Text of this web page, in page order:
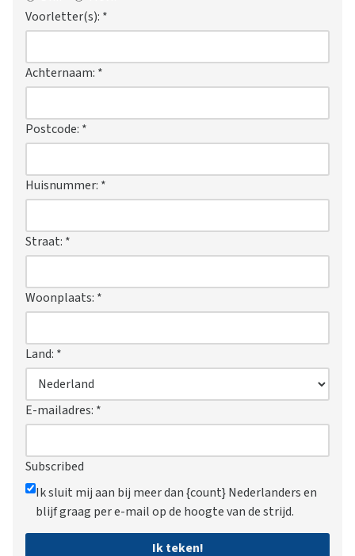
Voorletter(s): *
Achternaam: *
Postcode: *
Huisnummer: *
Straat: *
Woonplaats: *
Land: *
E-mailadres: *
Subscribed
Ik sluit mij aan bij meer dan {count} Nederlanders en
blijf graag per e-mail op de hoogte van de strijd.
Ik teken!